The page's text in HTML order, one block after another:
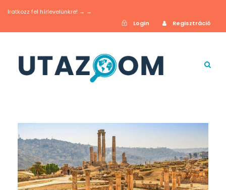
Iratkozz fel hírlevelünkre! → →
Login
Regisztráció